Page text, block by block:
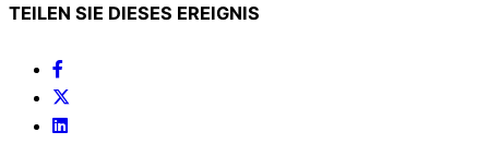
TEILEN SIE DIESES EREIGNIS